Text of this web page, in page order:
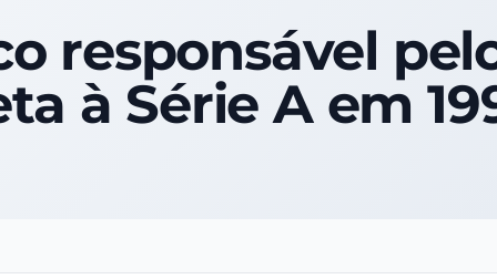
responsável
à Série A em